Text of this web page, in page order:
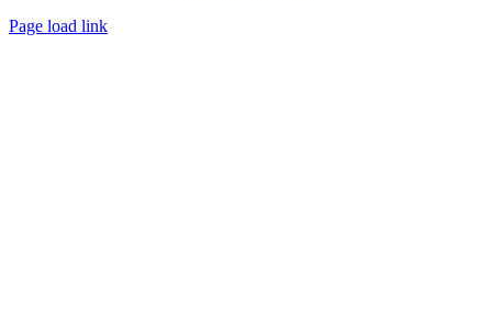
Page load link